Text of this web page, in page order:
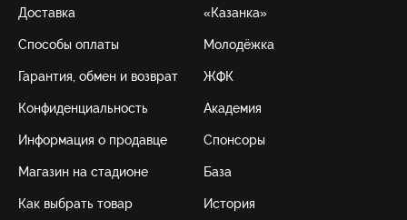
Доставка
Способы оплаты
Гарантия, обмен и возврат
Конфиденциальность
Информация о продавце
Магазин на стадионе
Как выбрать товар
«Казанка»
Молодёжка
ЖФК
Академия
Спонсоры
База
История